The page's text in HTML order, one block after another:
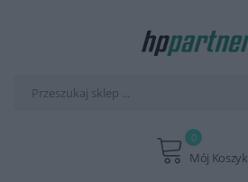
Mój Koszyk
0